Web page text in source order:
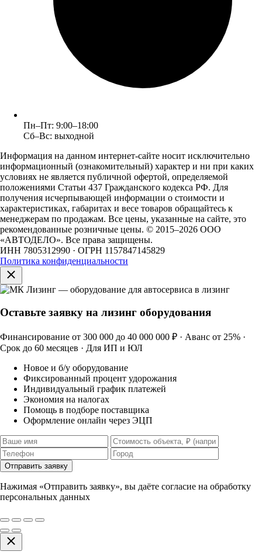
Пн–Пт: 9:00–18:00
Сб–Вс: выходной
Информация на данном интернет-сайте носит исключительно
информационный (ознакомительный) характер и ни при каких
условиях не является публичной офертой, определяемой
положениями Статьи 437 Гражданского кодекса РФ. Для
получения исчерпывающей информации о стоимости и
характеристиках, габаритах и весе товаров обращайтесь к
менеджерам по продажам. Все цены, указанные на сайте, это
рекомендованные розничные цены. © 2015–2026 ООО
«АВТОДЕЛО». Все права защищены.
ИНН 7805312990 · ОГРН 1157847145829
Политика конфиденциальности
Оставьте заявку на лизинг оборудования
Финансирование от 300 000 до 40 000 000 ₽ · Аванс от 25% ·
Срок до 60 месяцев · Для ИП и ЮЛ
Новое и б/у оборудование
Фиксированный процент удорожания
Индивидуальный график платежей
Экономия на налогах
Помощь в подборе поставщика
Оформление онлайн через ЭЦП
Отправить заявку
Нажимая «Отправить заявку», вы даёте согласие на обработку
персональных данных